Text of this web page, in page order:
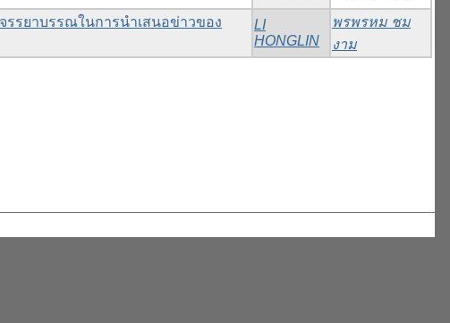
รยาบรรณในการนําเสนอข่าวของ
LI
HONGLIN
พรพรหม ชม
งาม